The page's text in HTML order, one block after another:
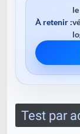
À retenir :
Test par